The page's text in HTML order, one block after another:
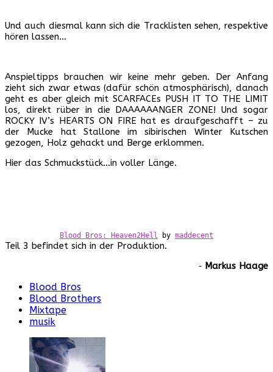
Und auch diesmal kann sich die Tracklisten sehen, respektive
hören lassen…
Anspieltipps brauchen wir keine mehr geben. Der Anfang
zieht sich zwar etwas (dafür schön atmosphärisch), danach
geht es aber gleich mit SCARFACEs PUSH IT TO THE LIMIT
los, direkt rüber in die DAAAAAANGER ZONE! Und sogar
ROCKY IV’s HEARTS ON FIRE hat es draufgeschafft – zu
der Mucke hat Stallone im sibirischen Winter Kutschen
gezogen, Holz gehackt und Berge erklommen.
Hier das Schmuckstück…in voller Länge.
Blood Bros: Heaven2Hell by maddecent
Teil 3 befindet sich in der Produktion.
‐ Markus Haage
Blood Bros
Blood Brothers
Mixtape
musik